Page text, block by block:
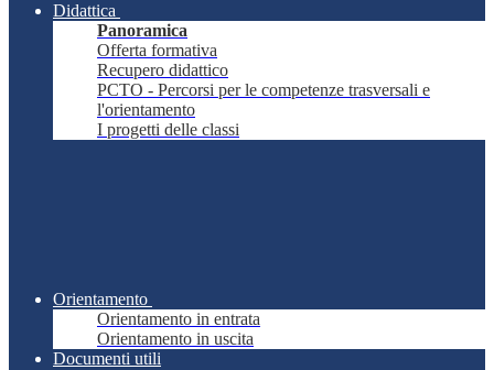
Didattica
Panoramica
Offerta formativa
Recupero didattico
PCTO - Percorsi per le competenze trasversali e
l'orientamento
I progetti delle classi
Orientamento
Orientamento in entrata
Orientamento in uscita
Documenti utili